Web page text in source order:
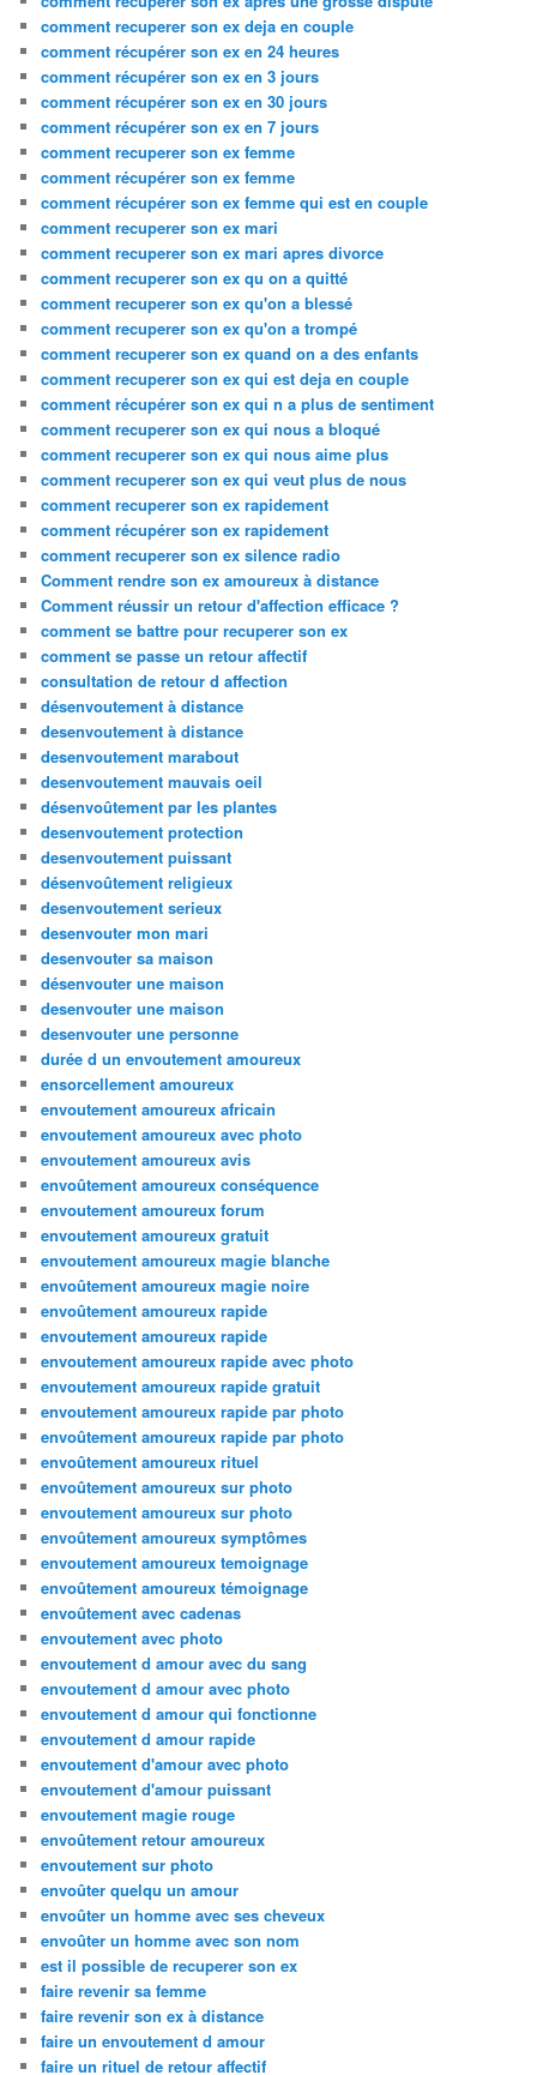
comment recuperer son ex deja en couple
comment récupérer son ex en 24 heures
comment récupérer son ex en 3 jours
comment récupérer son ex en 30 jours
comment récupérer son ex en 7 jours
comment recuperer son ex femme
comment récupérer son ex femme
comment récupérer son ex femme qui est en couple
comment recuperer son ex mari
comment recuperer son ex mari apres divorce
comment recuperer son ex qu on a quitté
comment recuperer son ex qu'on a blessé
comment recuperer son ex qu'on a trompé
comment recuperer son ex quand on a des enfants
comment recuperer son ex qui est deja en couple
comment récupérer son ex qui n a plus de sentiment
comment recuperer son ex qui nous a bloqué
comment recuperer son ex qui nous aime plus
comment recuperer son ex qui veut plus de nous
comment recuperer son ex rapidement
comment récupérer son ex rapidement
comment recuperer son ex silence radio
Comment rendre son ex amoureux à distance
Comment réussir un retour d'affection efficace ?
comment se battre pour recuperer son ex
comment se passe un retour affectif
consultation de retour d affection
désenvoutement à distance
desenvoutement à distance
desenvoutement marabout
desenvoutement mauvais oeil
désenvoûtement par les plantes
desenvoutement protection
desenvoutement puissant
désenvoûtement religieux
desenvoutement serieux
desenvouter mon mari
desenvouter sa maison
désenvouter une maison
desenvouter une maison
desenvouter une personne
durée d un envoutement amoureux
ensorcellement amoureux
envoutement amoureux africain
envoutement amoureux avec photo
envoutement amoureux avis
envoûtement amoureux conséquence
envoutement amoureux forum
envoutement amoureux gratuit
envoutement amoureux magie blanche
envoûtement amoureux magie noire
envoûtement amoureux rapide
envoutement amoureux rapide
envoutement amoureux rapide avec photo
envoutement amoureux rapide gratuit
envoutement amoureux rapide par photo
envoûtement amoureux rapide par photo
envoûtement amoureux rituel
envoûtement amoureux sur photo
envoutement amoureux sur photo
envoûtement amoureux symptômes
envoutement amoureux temoignage
envoûtement amoureux témoignage
envoûtement avec cadenas
envoutement avec photo
envoutement d amour avec du sang
envoutement d amour avec photo
envoutement d amour qui fonctionne
envoutement d amour rapide
envoutement d'amour avec photo
envoutement d'amour puissant
envoutement magie rouge
envoûtement retour amoureux
envoutement sur photo
envoûter quelqu un amour
envoûter un homme avec ses cheveux
envoûter un homme avec son nom
est il possible de recuperer son ex
faire revenir sa femme
faire revenir son ex à distance
faire un envoutement d amour
faire un rituel de retour affectif